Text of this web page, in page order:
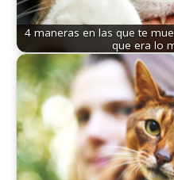
4 maneras en las que te
que era lo